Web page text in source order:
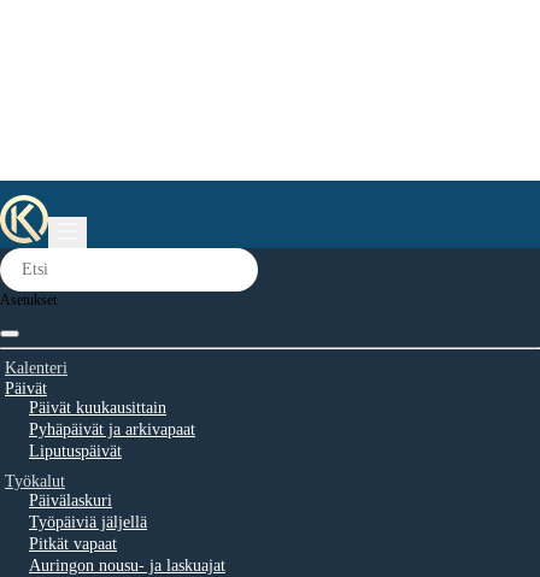
Asetukset
Kalenteri
Päivät
Päivät kuukausittain
Pyhäpäivät ja arkivapaat
Liputuspäivät
Työkalut
Päivälaskuri
Työpäiviä jäljellä
Pitkät vapaat
Auringon nousu- ja laskuajat